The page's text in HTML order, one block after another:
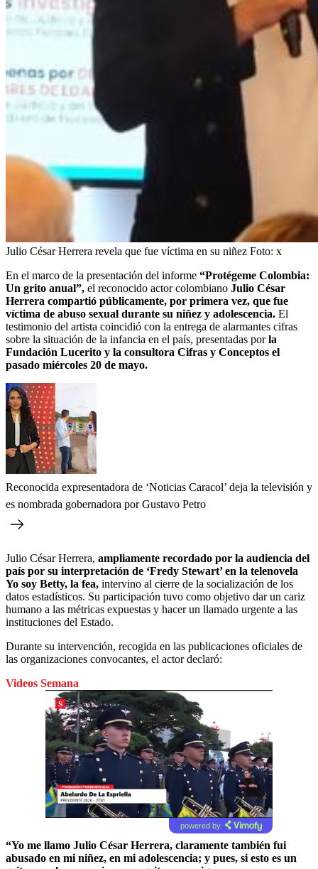
Julio César Herrera revela que fue víctima en su niñez Foto: x
En el marco de la presentación del informe “Protégeme Colombia:
Un grito anual”, el reconocido actor colombiano Julio César
Herrera compartió públicamente, por primera vez, que fue
víctima de abuso sexual durante su niñez y adolescencia. El
testimonio del artista coincidió con la entrega de alarmantes cifras
sobre la situación de la infancia en el país, presentadas porla
Fundación Lucerito y la consultora Cifras y Conceptos el
pasado miércoles 20 de mayo.
Reconocida expresentadora de ‘Noticias Caracol’ deja la televisión y
es nombrada gobernadora por Gustavo Petro
Julio César Herrera, ampliamente recordado por la audiencia del
país por su interpretación de ‘Fredy Stewart’ en la telenovela
Yo soy Betty, la fea, intervino al cierre de la socialización de los
datos estadísticos. Su participación tuvo como objetivo dar un cariz
humano a las métricas expuestas y hacer un llamado urgente a las
instituciones del Estado.
Durante su intervención, recogida en las publicaciones oficiales de
las organizaciones convocantes, el actor declaró:
Videos Semana
powered by
“Yo me llamo Julio César Herrera, claramente también fui
abusado en mi niñez, en mi adolescencia; y pues, si esto es un